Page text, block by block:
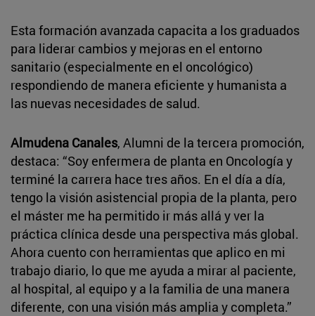
Esta formación avanzada capacita a los graduados
para liderar cambios y mejoras en el entorno
sanitario (especialmente en el oncológico)
respondiendo de manera eficiente y humanista a
las nuevas necesidades de salud.
Almudena Canales, Alumni de la tercera promoción,
destaca: “Soy enfermera de planta en Oncología y
terminé la carrera hace tres años. En el día a día,
tengo la visión asistencial propia de la planta, pero
el máster me ha permitido ir más allá y ver la
práctica clínica desde una perspectiva más global.
Ahora cuento con herramientas que aplico en mi
trabajo diario, lo que me ayuda a mirar al paciente,
al hospital, al equipo y a la familia de una manera
diferente, con una visión más amplia y completa.”